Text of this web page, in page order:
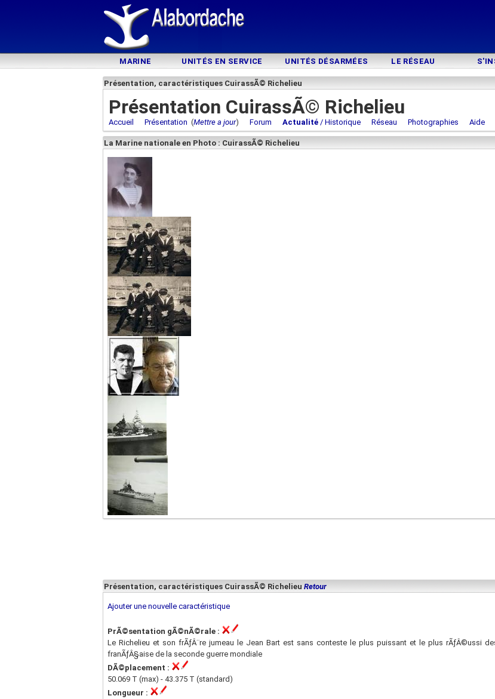
MARINE UNITÉS EN SERVICE UNITÉS DÉSARMÉES LE RÉSEAU
Présentation, caractéristiques CuirassÃ© Richelieu
Présentation CuirassÃ© Richelieu
Accueil Présentation (Mettre a jour) Forum Actualité / Historique Réseau Photographies Aide
La Marine nationale en Photo : CuirassÃ© Richelieu
Présentation, caractéristiques CuirassÃ© Richelieu Retour
Ajouter une nouvelle caractéristique
PrÃ©sentation gÃ©nÃ©rale :
Le Richelieu et son frÃƒÂ¨re jumeau le Jean Bart est sans conteste le plus puissant et le plus rÃƒÂ©ussi
franÃƒÂ§aise de la seconde guerre mondiale
DÃ©placement :
50.069 T (max) - 43.375 T (standard)
Longueur :